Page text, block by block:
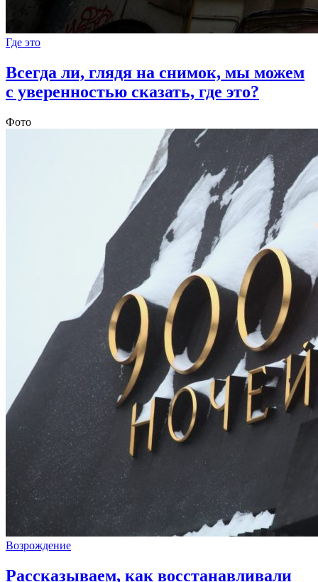
Где это
Всегда ли, глядя на снимок, мы можем
с уверенностью сказать, где это?
Фото
Возрождение
Рассказываем, как восстанавливали